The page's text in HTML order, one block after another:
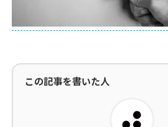
この記事を書いた人